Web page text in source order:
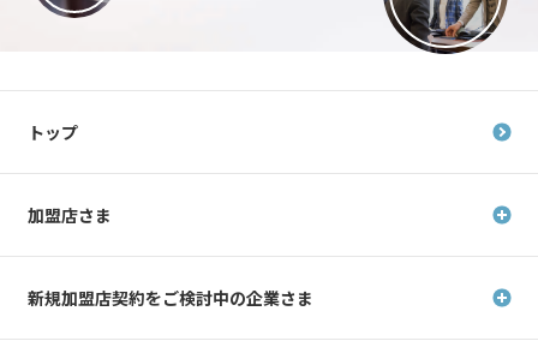
トップ
加盟店さま
新規加盟店契約をご検討中の企業さま